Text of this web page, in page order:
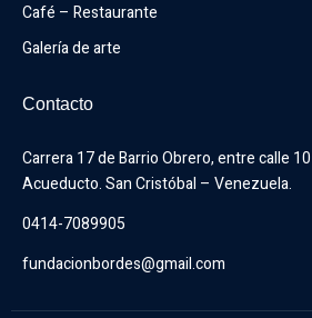
Café – Restaurante
Galería de arte
Contacto
Carrera 17 de Barrio Obrero, entre calle
Acueducto. San Cristóbal – Venezuela.
0414-7089905
fundacionbordes@gmail.com